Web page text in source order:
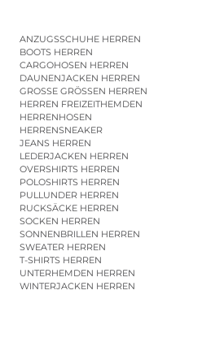
ANZUGSSCHUHE HERREN
BOOTS HERREN
CARGOHOSEN HERREN
DAUNENJACKEN HERREN
GROSSE GRÖSSEN HERREN
HERREN FREIZEITHEMDEN
HERRENHOSEN
HERRENSNEAKER
JEANS HERREN
LEDERJACKEN HERREN
OVERSHIRTS HERREN
POLOSHIRTS HERREN
PULLUNDER HERREN
RUCKSÄCKE HERREN
SOCKEN HERREN
SONNENBRILLEN HERREN
SWEATER HERREN
T-SHIRTS HERREN
UNTERHEMDEN HERREN
WINTERJACKEN HERREN